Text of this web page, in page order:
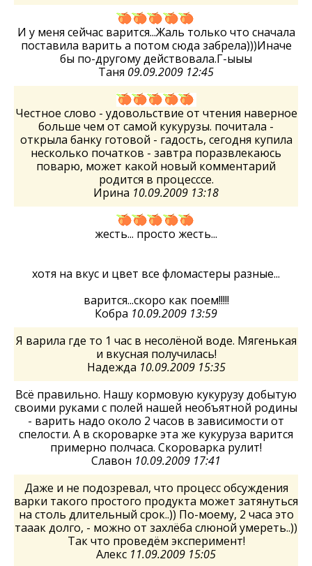
И у меня сейчас варится...Жаль только что сначала
поставила варить а потом сюда забрела)))Иначе
бы по-другому действовала.Г-ыыы
Таня 09.09.2009 12:45
Честное слово - удовольствие от чтения наверное
больше чем от самой кукурузы. почитала -
открыла банку готовой - гадость, сегодня купила
несколько початков - завтра поразвлекаюсь
поварю, может какой новый комментарий
родится в процесссе.
Ирина 10.09.2009 13:18
жесть... просто жесть...
хотя на вкус и цвет все фломастеры разные...
варится...скоро как поем!!!!!
Кобра 10.09.2009 13:59
Я варила где то 1 час в несолёной воде. Мягенькая
и вкусная получилась!
Надежда 10.09.2009 15:35
Всё правильно. Нашу кормовую кукурузу добытую
своими руками с полей нашей необъятной родины
- варить надо около 2 часов в зависимости от
спелости. А в скороварке эта же кукуруза варится
примерно полчаса. Скороварка рулит!
Славон 10.09.2009 17:41
Даже и не подозревал, что процесс обсуждения
варки такого простого продукта может затянуться
на столь длительный срок..)) По-моему, 2 часа это
тааак долго, - можно от захлёба слюной умереть..))
Так что проведём эксперимент!
Алекс 11.09.2009 15:05